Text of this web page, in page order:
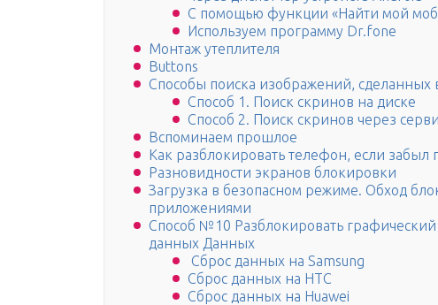
С помощью функции «Найти мой
Используем программу Dr.fone
Монтаж утеплителя
Buttons
Способы поиска изображений, сделанных
Способ 1. Поиск скринов на диске
Способ 2. Поиск скринов через
Вспоминаем прошлое
Как разблокировать телефон, если забыл
Разновидности экранов блокировки
Загрузка в безопасном режиме. Обход
приложениями
Способ №10 Разблокировать
данных Данных
Сброс данных на Samsung
Сброс данных на HTC
Сброс данных на Huawei